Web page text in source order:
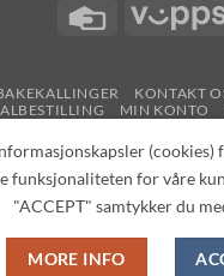
Credit
KONTAKT
MIN KONTO
©Neo Tokyo by Neo Tokyo
from Japan-
(cookies)
funksjonaliteten for våre
"ACCEPT" samtykker du
MORE INFO